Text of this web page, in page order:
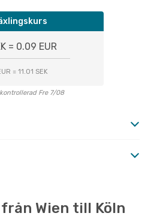
= 0.09 EUR
= 11.01 SEK
Fre 7/08
Wien till Köln